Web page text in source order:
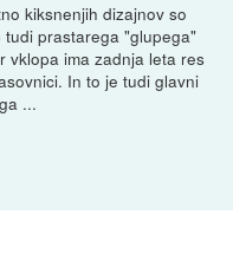
kiksnenjih dizajnov so
prastarega "glupega"
vklopa ima zadnja leta res
In to je tudi glavni
...